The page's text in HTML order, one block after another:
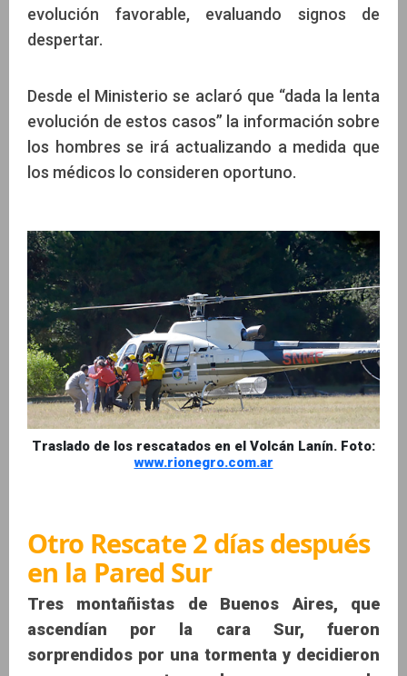
evolución favorable, evaluando signos de
despertar.
Desde el Ministerio se aclaró que “dada la lenta
evolución de estos casos” la información sobre
los hombres se irá actualizando a medida que
los médicos lo consideren oportuno.
Traslado de los rescatados en el Volcán Lanín. Foto:
www.rionegro.com.ar
Otro Rescate 2 días después
en la Pared Sur
Tres montañistas de Buenos Aires, que
ascendían por la cara Sur, fueron
sorprendidos por una tormenta y decidieron